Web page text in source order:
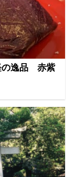
の逸品 赤紫